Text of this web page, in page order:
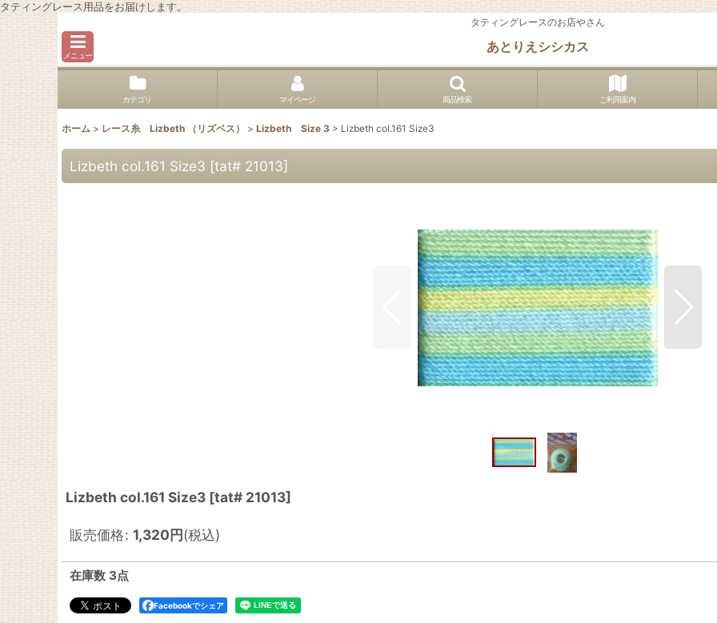
タティングレース用品をお届けします。
タティングレースのお店やさん
メニュー
あとりえシシカス
カテゴリ マイページ 商品検索 ご利用案内
ホーム > レース糸 Lizbeth （リズベス） > Lizbeth Size 3 > Lizbeth col.161 Size3
Lizbeth col.161 Size3 [tat# 21013]
Lizbeth col.161 Size3 [tat# 21013]
販売価格: 1,320円(税込)
在庫数 3点
Facebookでシェア